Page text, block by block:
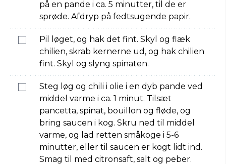
på en pande i ca. 5 minutter, til de er
sprøde. Afdryp på fedtsugende papir.
Pil løget, og hak det fint. Skyl og flæk
chilien, skrab kernerne ud, og hak chilien
fint. Skyl og slyng spinaten.
Steg løg og chili i olie i en dyb pande ved
middel varme i ca. 1 minut. Tilsæt
pancetta, spinat, bouillon og fløde, og
bring saucen i kog. Skru ned til middel
varme, og lad retten småkoge i 5-6
minutter, eller til saucen er kogt lidt ind.
Smag til med citronsaft, salt og peber.